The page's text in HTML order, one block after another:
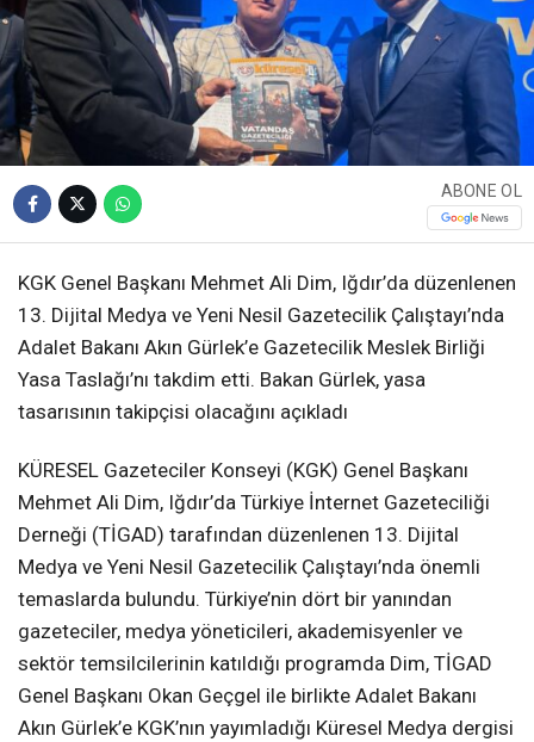
ABONE OL
KGK Genel Başkanı Mehmet Ali Dim, Iğdır’da düzenlenen
13. Dijital Medya ve Yeni Nesil Gazetecilik Çalıştayı’nda
Adalet Bakanı Akın Gürlek’e Gazetecilik Meslek Birliği
Yasa Taslağı’nı takdim etti. Bakan Gürlek, yasa
tasarısının takipçisi olacağını açıkladı
KÜRESEL Gazeteciler Konseyi (KGK) Genel Başkanı
Mehmet Ali Dim, Iğdır’da Türkiye İnternet Gazeteciliği
Derneği (TİGAD) tarafından düzenlenen 13. Dijital
Medya ve Yeni Nesil Gazetecilik Çalıştayı’nda önemli
temaslarda bulundu. Türkiye’nin dört bir yanından
gazeteciler, medya yöneticileri, akademisyenler ve
sektör temsilcilerinin katıldığı programda Dim, TİGAD
Genel Başkanı Okan Geçgel ile birlikte Adalet Bakanı
Akın Gürlek’e KGK’nın yayımladığı Küresel Medya dergisi